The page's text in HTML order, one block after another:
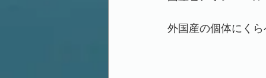
外国産の個体にく